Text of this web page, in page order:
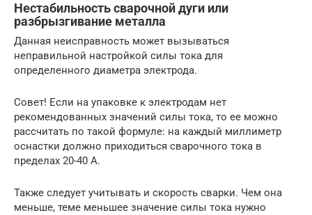
Нестабильность сварочной дуги или
разбрызгивание металла
Данная неисправность может вызываться
неправильной настройкой силы тока для
определенного диаметра электрода.
Совет! Если на упаковке к электродам нет
рекомендованных значений силы тока, то ее можно
рассчитать по такой формуле: на каждый миллиметр
оснастки должно приходиться сварочного тока в
пределах 20-40 А.
Также следует учитывать и скорость сварки. Чем она
меньше, теме меньшее значение силы тока нужно